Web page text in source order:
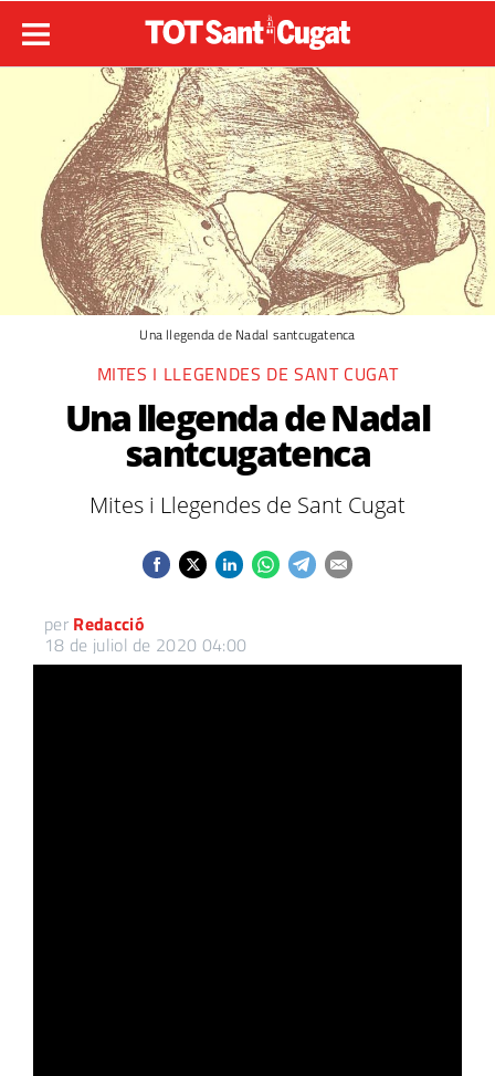
Una llegenda de Nadal santcugatenca
MITES I LLEGENDES DE SANT CUGAT
Una llegenda de Nadal
santcugatenca
Mites i Llegendes de Sant Cugat
per Redacció
18 de juliol de 2020 04:00